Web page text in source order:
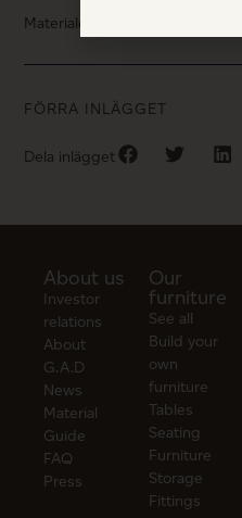
Materialet är vattenbaserad
FÖRRA INLÄGGET
Dela inlägget
About us
Investor
relations
About
G.A.D
News
Material
Guide
FAQ
Press
Our
furniture
See all
Build your
own
furniture
Tables
Seating
Furniture
Storage
Fittings